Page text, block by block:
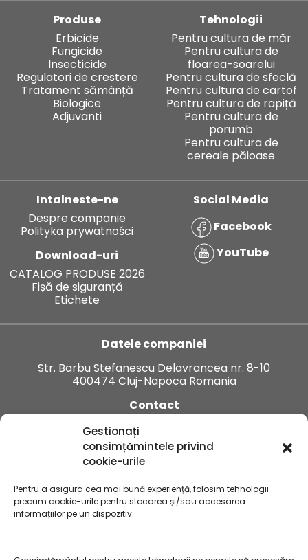
Gestionați
consimțămintele privind
cookie-urile
Pentru a asigura cea mai bună experiență, folosim tehnologii
precum cookie-urile pentru stocarea și/sau accesarea
informațiilor pe un dispozitiv.
Produse
Erbicide
Fungicide
Insecticide
Regulatori de crestere
Tratament sămânță
Biologice
Adjuvanti
Tehnologii
Pentru cultura de măr
Pentru cultura de
floarea-soarelui
Pentru cultura de sfeclă
Pentru cultura de cartof
Pentru cultura de rapiță
Pentru cultura de
porumb
Pentru cultura de
cereale păioase
Intalneste-ne
Despre companie
Polityka prywatności
Download-uri
CATALOG PRODUSE 2026
Fișă de siguranță
Etichete
Social Media
Facebook
YouTube
Datele companiei
Str. Barbu Stefanescu Delavrancea nr. 8-10
400474 Cluj-Napoca Romania
Contact
Tel:+40 374 912 123
E-mail:office.ro@innvigo.com